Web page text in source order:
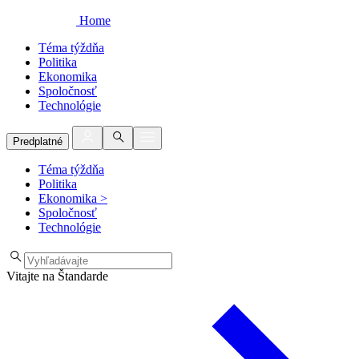
Home
Téma týždňa
Politika
Ekonomika
Spoločnosť
Technológie
Predplatné
Téma týždňa
Politika
Ekonomika >
Spoločnosť
Technológie
Vitajte na Štandarde